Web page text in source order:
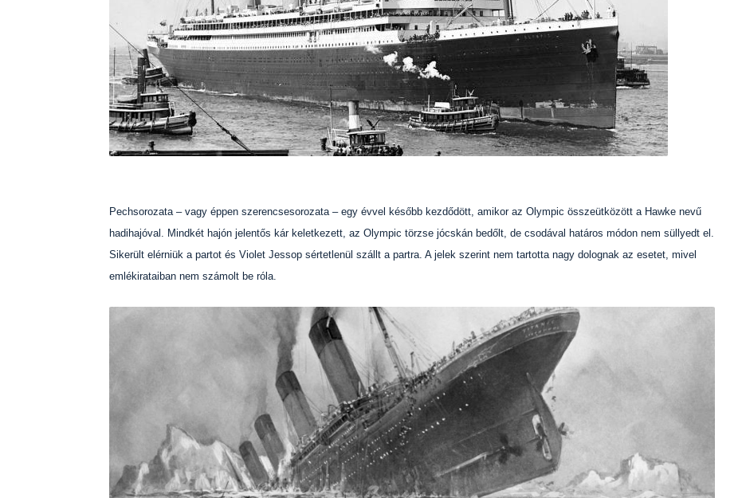
Pechsorozata – vagy éppen szerencsesorozata – egy évvel később kezdődött, amikor az Olympic összeütközött a Hawke nevű
hadihajóval. Mindkét hajón jelentős kár keletkezett, az Olympic törzse jócskán bedőlt, de csodával határos módon nem süllyedt el.
Sikerült elérniük a partot és Violet Jessop sértetlenül szállt a partra. A jelek szerint nem tartotta nagy dolognak az esetet, mivel
emlékirataiban nem számolt be róla.